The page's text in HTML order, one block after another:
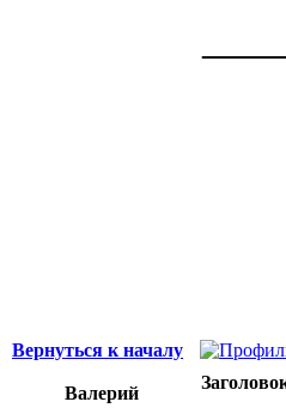
Вернуться к началу
Валерий